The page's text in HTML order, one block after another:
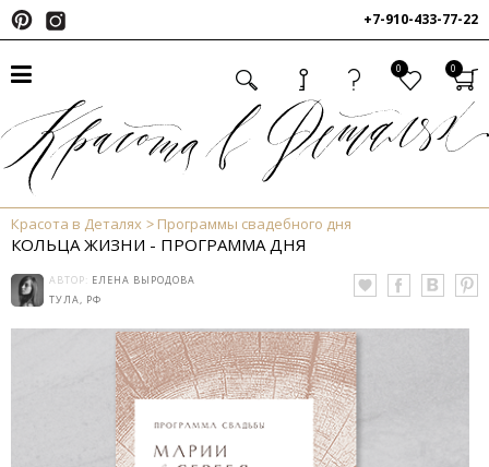
+7-910-433-77-22
0 0
Красота в Деталях Программы свадебного дня
КОЛЬЦА ЖИЗНИ - ПРОГРАММА ДНЯ
АВТОР: ЕЛЕНА ВЫРОДОВА
ТУЛА, РФ